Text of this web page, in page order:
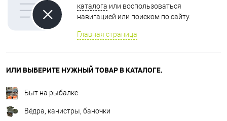
каталога или воспользоваться
навигацией или поиском по сайту.
Главная страница
ИЛИ ВЫБЕРИТЕ НУЖНЫЙ ТОВАР В КАТАЛОГЕ.
Быт на рыбалке
Вёдра, канистры, баночки